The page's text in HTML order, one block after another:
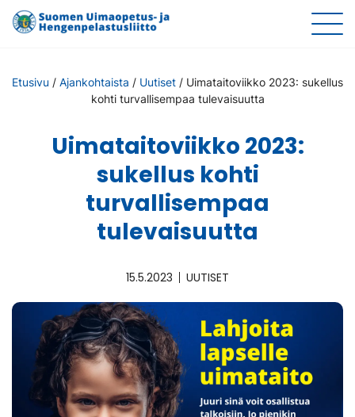
Etusivu / Ajankohtaista / Uutiset / Uimataitoviikko 2023: sukellus
kohti turvallisempaa tulevaisuutta
Uimataitoviikko 2023:
sukellus kohti
turvallisempaa
tulevaisuutta
15.5.2023 UUTISET